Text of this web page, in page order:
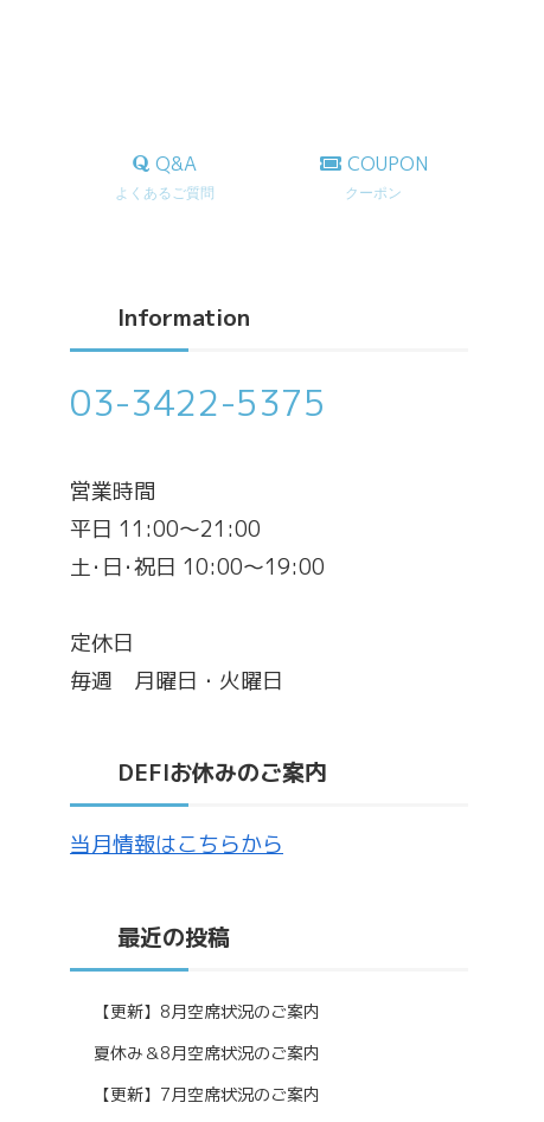
Q&A
よくあるご質問
COUPON
クーポン
Information
03-3422-5375
営業時間
平日 11:00～21:00
土･日･祝日 10:00～19:00
定休日
毎週 月曜日・火曜日
DEFIお休みのご案内
当月情報はこちらから
最近の投稿
【更新】8月空席状況のご案内
夏休み＆8月空席状況のご案内
【更新】7月空席状況のご案内